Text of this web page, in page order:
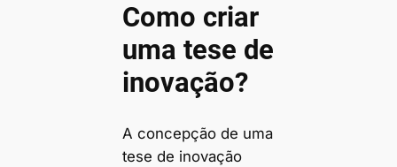
Como criar
uma tese de
inovação?
A concepção de uma
tese de inovação